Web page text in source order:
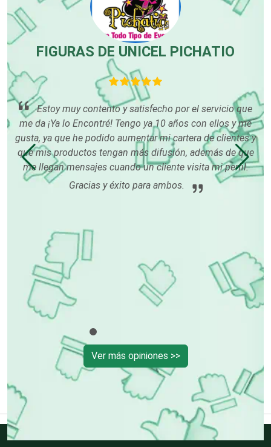
Centros de Espectáculos
Centros de Nutrición
Centros Turísticos
Cerrajerías
Clínicas de Belleza
Clínicas de Rehabilitación
Clínicas y Hospitales
FIGURAS DE UNICEL PICHATIO
Estoy muy contento y satisfecho por el servicio que
me da ¡Ya lo Encontré! Tengo ya 10 años con ellos y me
gusta, ya que he podido aumentar mi cartera de clientes y
que mis productos tengan más difusión, además de que
me llegan mensajes cuando un cliente visita mi perfil.
Gracias y éxito para ambos.
Ver más opiniones >>